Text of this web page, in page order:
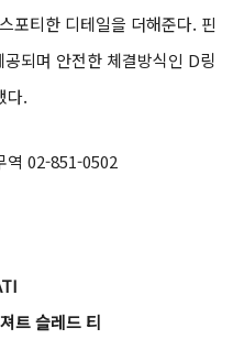
포티한 디테일을 더해준다. 핀
되며 안전한 체결방식인 D링
다.
역 02-851-0502
트 슬레드 티